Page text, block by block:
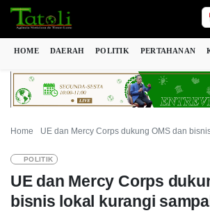
HOME DAERAH POLITIK PERTAHANAN
Home UE dan Mercy Corps dukung OMS dan
POLITIK
UE dan Mercy Corps
bisnis lokal kurangi